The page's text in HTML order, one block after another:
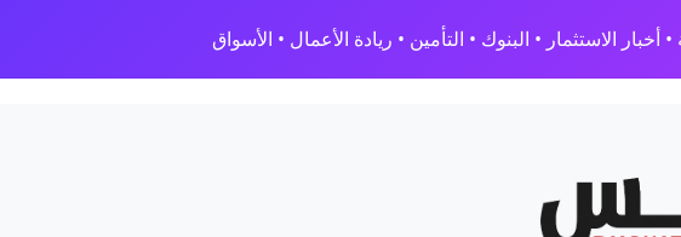
الاستثمار • البنوك • التأمين • ريادة الأعمال • الأسواق